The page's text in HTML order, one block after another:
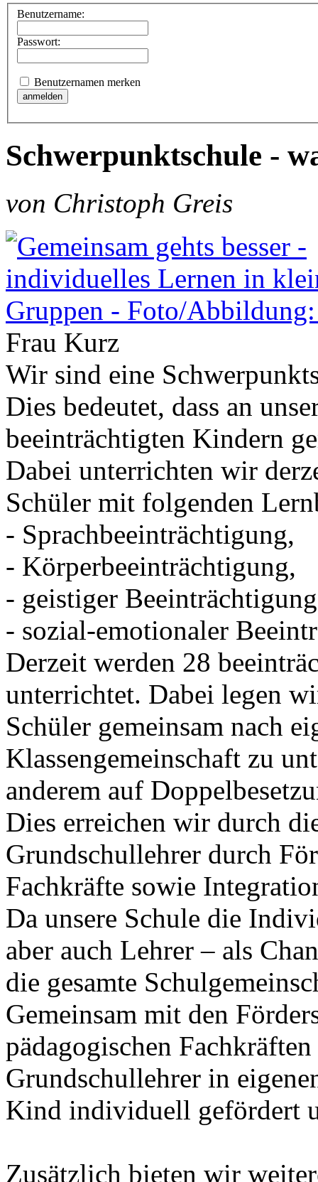
Benutzername:
Passwort:
Benutzernamen merken
Schwerpunktschule -
von Christoph Greis
Frau Kurz
Wir sind eine
Dies bedeutet, dass an
beeinträchtigten Kindern
Dabei unterrichten wir
Schüler mit folgenden
- Sprachbeeinträchtigung,
- Körperbeeinträchtigung,
- geistiger
- sozial-emotionaler
Derzeit werden 28
unterrichtet. Dabei legen
Schüler gemeinsam nach
Klassengemeinschaft zu
anderem auf
Dies erreichen wir durch
Grundschullehrer durch
Fachkräfte sowie
Da unsere Schule die
aber auch Lehrer – als
die gesamte
Gemeinsam mit den
pädagogischen
Grundschullehrer in
Kind individuell gefördert
Zusätzlich bieten wir